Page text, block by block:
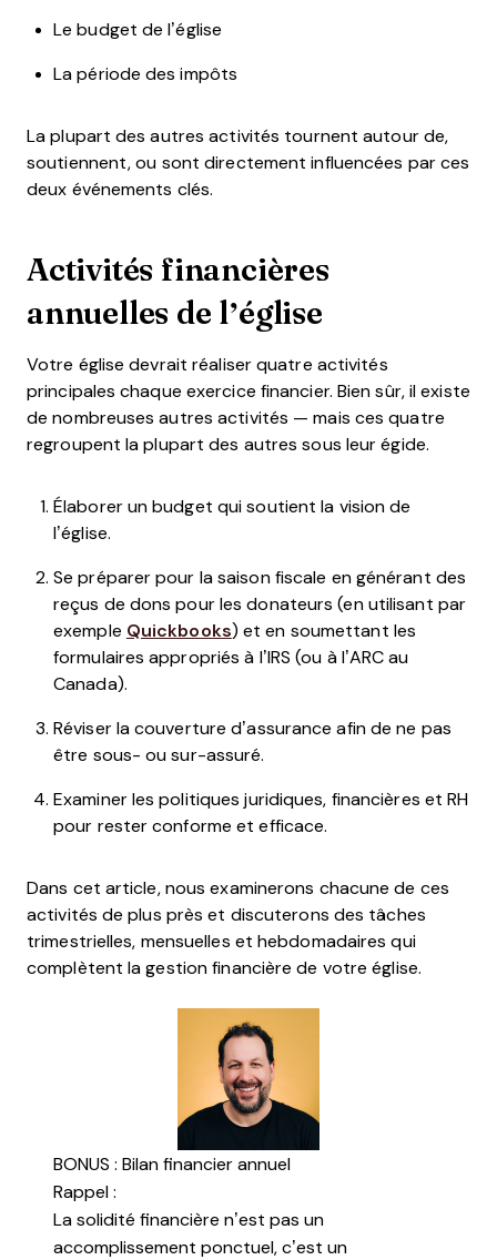
Le budget de l’église
La période des impôts
La plupart des autres activités tournent autour de,
soutiennent, ou sont directement influencées par ces
deux événements clés.
Activités financières
annuelles de l’église
Votre église devrait réaliser quatre activités
principales chaque exercice financier. Bien sûr, il existe
de nombreuses autres activités — mais ces quatre
regroupent la plupart des autres sous leur égide.
Élaborer un budget qui soutient la vision de
l’église.
Se préparer pour la saison fiscale en générant des
reçus de dons pour les donateurs (en utilisant par
exemple Quickbooks) et en soumettant les
formulaires appropriés à l’IRS (ou à l’ARC au
Canada).
Réviser la couverture d’assurance afin de ne pas
être sous- ou sur-assuré.
Examiner les politiques juridiques, financières et RH
pour rester conforme et efficace.
Dans cet article, nous examinerons chacune de ces
activités de plus près et discuterons des tâches
trimestrielles, mensuelles et hebdomadaires qui
complètent la gestion financière de votre église.
BONUS : Bilan financier annuel
Rappel :
La solidité financière n’est pas un
accomplissement ponctuel, c’est un